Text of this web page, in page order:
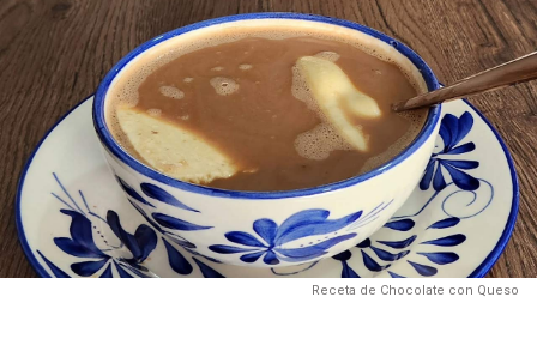
Receta de Chocolate con Queso